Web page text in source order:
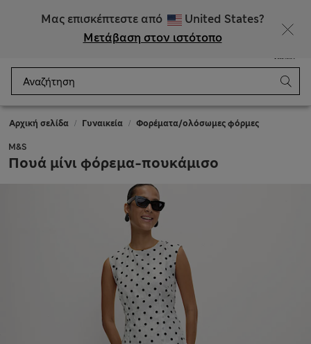
Μας επισκέπτεστε από
United States?
Μετάβαση στον ιστότοπο
Αρχική σελίδα Γυναικεία Φορέματα/ολόσωμες φόρμες
M&S
Πουά μίνι φόρεμα-πουκάμισο